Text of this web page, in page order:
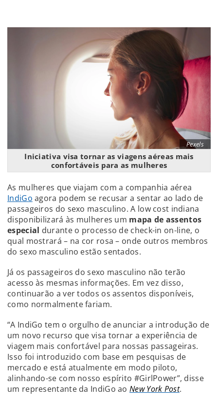
Pexels
Iniciativa visa tornar as viagens aéreas mais
confortáveis para as mulheres
As mulheres que viajam com a companhia aérea
IndiGo agora podem se recusar a sentar ao lado de
passageiros do sexo masculino. A low cost indiana
disponibilizará às mulheres um mapa de assentos
especial durante o processo de check-in on-line, o
qual mostrará – na cor rosa – onde outros membros
do sexo masculino estão sentados.
Já os passageiros do sexo masculino não terão
acesso às mesmas informações. Em vez disso,
continuarão a ver todos os assentos disponíveis,
como normalmente fariam.
“A IndiGo tem o orgulho de anunciar a introdução de
um novo recurso que visa tornar a experiência de
viagem mais confortável para nossas passageiras.
Isso foi introduzido com base em pesquisas de
mercado e está atualmente em modo piloto,
alinhando-se com nosso espírito #GirlPower”, disse
um representante da IndiGo aoNew York Post.